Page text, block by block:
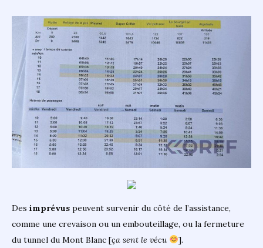
Des imprévus peuvent survenir du côté de l’assistance,
comme une crevaison ou un embouteillage, ou la fermeture
du tunnel du Mont Blanc [ça sent le vécu ].